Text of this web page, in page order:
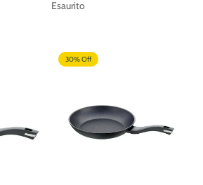
Esaurito
30% Off